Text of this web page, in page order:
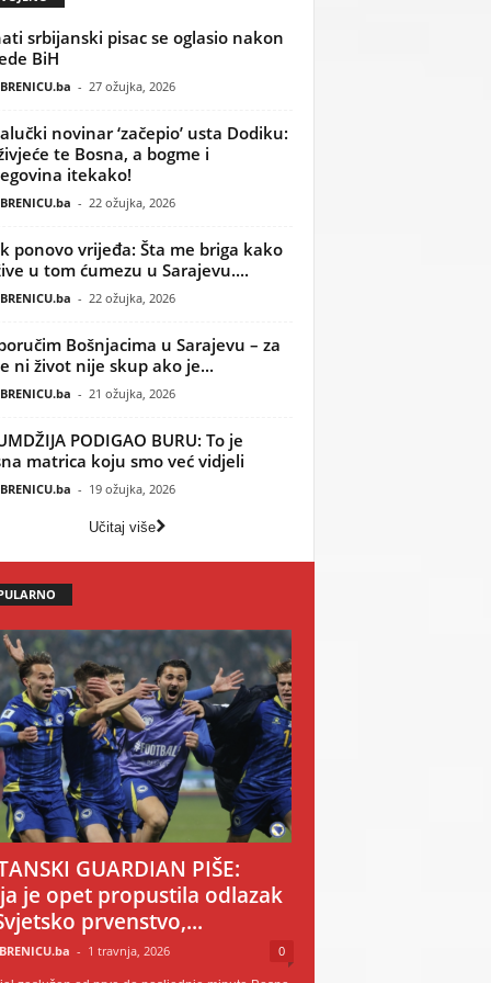
srbijanski pisac se oglasio nakon
BiH
- 27 ožujka, 2026
novinar ‘začepio’ usta Dodiku:
te Bosna, a bogme i
itekako!
- 22 ožujka, 2026
ponovo vrijeđa: Šta me briga kako
u tom ćumezu u Sarajevu....
- 22 ožujka, 2026
Bošnjacima u Sarajevu – za
ni život nije skup ako je...
- 21 ožujka, 2026
PODIGAO BURU: To je
matrica koju smo već vidjeli
- 19 ožujka, 2026
Učitaj više
GUARDIAN PIŠE:
je opet propustila odlazak
prvenstvo,...
- 1 travnja, 2026 0